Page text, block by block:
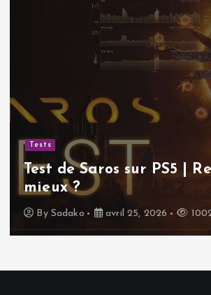
Tests
Test de Saros sur PS5 |
mieux ?
By Sadako avril 25, 2026